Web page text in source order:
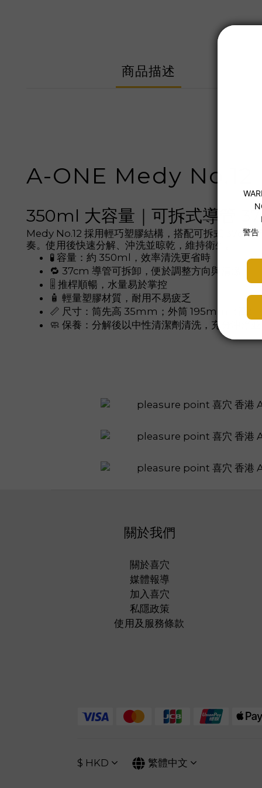
商品描述
A-ONE Medy No.12
350ml 大容量｜可拆式導管
Medy No.12 採用輕巧塑膠結構，搭配可拆式 37cm
奏。使用後快速分解、沖洗並晾乾，維持衛生。
🧪 容量：約 350ml，效率清洗更省時
🔁 37cm 導管可拆卸，便於調整方向與清潔
🎚 推桿順暢，水量易於掌控
🧴 輕量塑膠材質，耐用不易疲乏
📏 尺寸：筒先高 35mm；外筒 195mm（高
🧼 保養：分解後以中性清潔劑清洗，充分沖淨
關於我們
關於喜穴
媒體報導
加入喜穴
私隱政策
使用及服務條款
$ HKD 繁體中文